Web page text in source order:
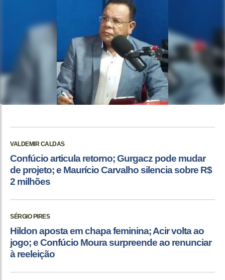
VALDEMIR CALDAS
Confúcio articula retorno; Gurgacz pode mudar
de projeto; e Maurício Carvalho silencia sobre R$
2 milhões
SÉRGIO PIRES
Hildon aposta em chapa feminina; Acir volta ao
jogo; e Confúcio Moura surpreende ao renunciar
à reeleição